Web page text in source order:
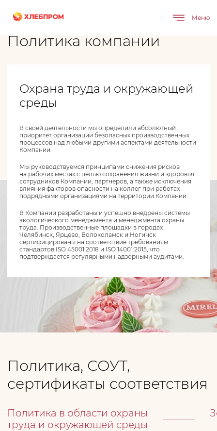
Меню
Главная О компании
Политика компании
Охрана труда и окружающей
среды
В своей деятельности мы определили абсолютный
приоритет организации безопасных производственных
процессов над любыми другими аспектами деятельности
Компании.
Мы руководствуемся принципами снижения рисков
на рабочих местах с целью сохранения жизни и здоровья
сотрудников Компании, партнеров, а также исключения
влияния факторов опасности на коллег при работах
подрядными организациями на территории Компании.
В Компании разработаны и успешно внедрены системы
экологического менеджмента и менеджмента охраны
труда. Производственные площадки в городах
Челябинск, Ярцево, Волоколамск и Ногинск
сертифицированы на соответствие требованиям
стандартов ISO 45001:2018 и ISO 14001:2015, что
подтверждается регулярными надзорными аудитами.
Политика, СОУТ,
сертификаты соответствия
Политика в области охраны
труда и окружающей среды